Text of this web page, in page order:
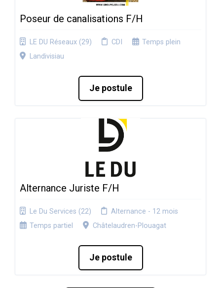
Poseur de canalisations F/H
LE DU Réseaux (29) CDI
Temps plein
Landivisiau
Je postule
Alternance Juriste F/H
Le Du Services (22)
Alternance - 12 mois
Temps partiel
Châtelaudren-Plouagat
Je postule